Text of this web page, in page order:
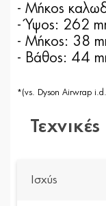
- Μήκος
- Ύψος: 262
- Μήκος: 38
- Βάθος: 44
*(vs. Dyson Airwrap
Ισχύς